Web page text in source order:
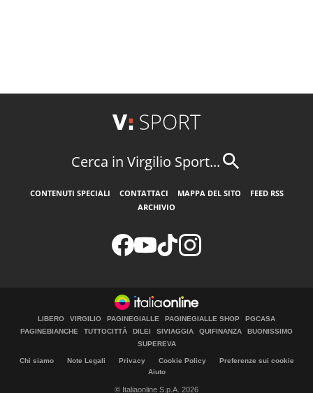
Cerca in Virgilio Sport...
CONTENUTI SPECIALI CONTATTACI MAPPA DEL SITO
FEED RSS
ARCHIVIO
LIBERO VIRGILIO PAGINEGIALLE PAGINEGIALLE SHOP
PGCASA
PAGINEBIANCHE
TUTTOCITTÀ DILEI SIVIAGGIA QUIFINANZA
BUONISSIMO
SUPEREVA
Chi siamo Note Legali Privacy Cookie Policy
Preferenze sui cookie
Aiuto
© Italiaonline S.p.A. 2026